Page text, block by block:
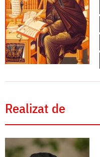
Realizat de